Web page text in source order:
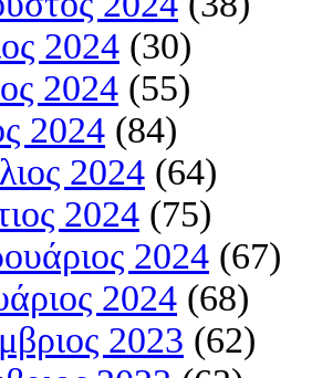
2024 (30)
2024 (55)
2024 (84)
2024 (64)
2024 (75)
2024 (67)
2024 (68)
2023 (62)